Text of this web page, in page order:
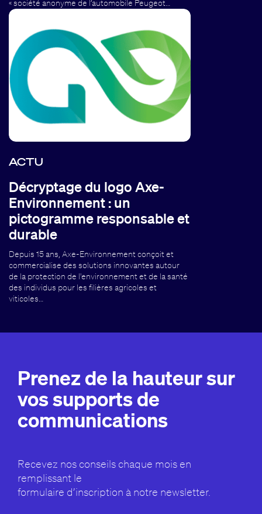
« société anonyme de l’automobile Peugeot…
ACTU
Décryptage du logo Axe-
Environnement : un
pictogramme responsable et
durable
Depuis 15 ans, Axe-Environnement conçoit et
commercialise des solutions innovantes autour
de la protection de l'environnement et de la santé
des individus pour les filières agricoles et
viticoles…
Prenez de la hauteur sur
vos supports de
communications
Recevez nos conseils chaque mois en
remplissant le
formulaire d’inscription à notre newsletter.